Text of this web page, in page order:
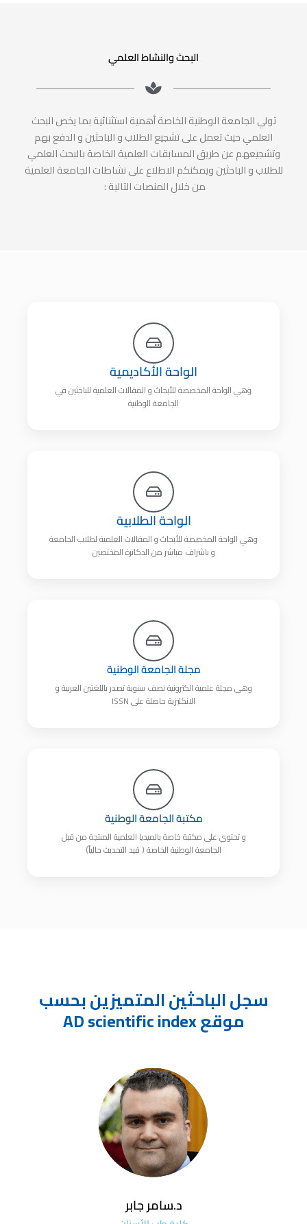
البحث والنشاط العلمي
تولي الجامعة الوطنية الخاصة أهمية استثنائية بما يخص البحث
العلمي حيث تعمل على تشجيع الطلاب و الباحثين و الدفع بهم
وتشجيعهم عن طريق المسابقات العلمية الخاصة بالبحث العلمي
للطلاب و الباحثين ويمكنكم الاطلاع على نشاطات الجامعة العلمية
من خلال المنصات التالية :
الواحة الأكاديمية
وهي الواحة المخصصة للأبحاث و المقالات العلمية للباحثين في
الجامعة الوطنية
الواحة الطلابية
وهي الواحة المخصصة للأبحاث و المقالات العلمية لطلاب الجامعة
و باشراف مباشر من الدكاترة المختصين
مجلة الجامعة الوطنية
وهي مجلة علمية الكترونية نصف سنوية تصدر باللغتين العربية و
الانكليزية حاصلة على ISSN
مكتبة الجامعة الوطنية
و تحتوي على مكتبة خاصة بالميديا العلمية المنتجة من قبل
الجامعة الوطنية الخاصة ( قيد التحديث حالياً)
سجل الباحثين المتميزين بحسب
موقع AD scientific index
د.سامر جابر